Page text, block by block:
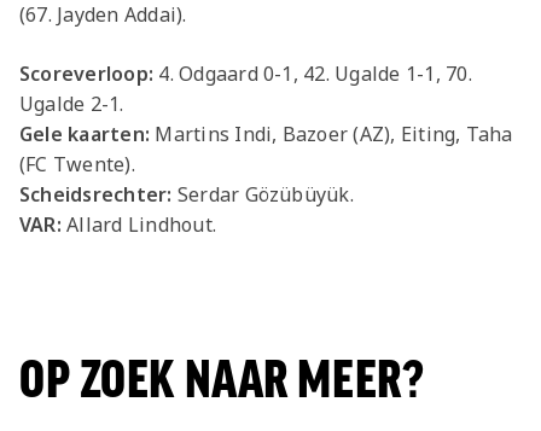
(67. Jayden Addai).
Scoreverloop: 4. Odgaard 0-1, 42. Ugalde 1-1, 70.
Ugalde 2-1.
Gele kaarten: Martins Indi, Bazoer (AZ), Eiting, Taha
(FC Twente).
Scheidsrechter: Serdar Gözübüyük.
VAR:Allard Lindhout.
OP ZOEK NAAR MEER?